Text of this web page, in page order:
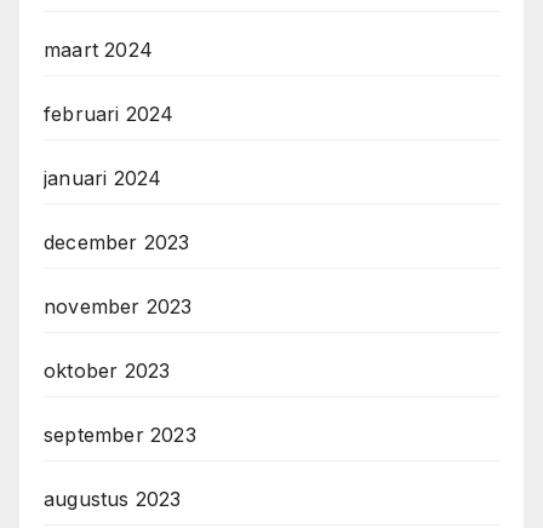
maart 2024
februari 2024
januari 2024
december 2023
november 2023
oktober 2023
september 2023
augustus 2023